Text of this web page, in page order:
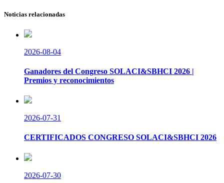
Noticias relacionadas
2026-08-04
Ganadores del Congreso SOLACI&SBHCI 2026 |
Premios y reconocimientos
2026-07-31
CERTIFICADOS CONGRESO SOLACI&SBHCI 2026
2026-07-30